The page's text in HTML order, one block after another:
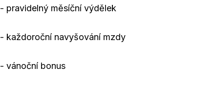
- pravidelný měsíční výdělek
- každoroční navyšování mzdy
- vánoční bonus